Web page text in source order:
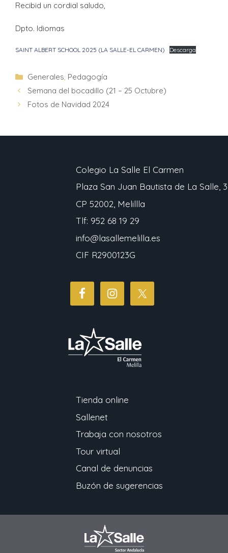
Recibid un cordial saludo,
Dpto. Idiomas
SAINT ALBERT SCHOOL 2025 (LA SALLE-EL CARMEN) Descarga
Generales, Pedagogía
Semana del bocadillo (21 – 25 Octubre)
Fotos de Navidad 2024
Colegio La Salle El Carmen
Plaza San Juan Bautista de La Salle, 3
CP 52002, Melillla
Tlf: 952 68 19 29
info@lasallemelilla.es
CIF R2900123G
Tienda online
Sallenet
Trabaja con nosotros
Tour virtual
Canal de denuncias
Buzón de sugerencias